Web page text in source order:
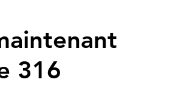
316